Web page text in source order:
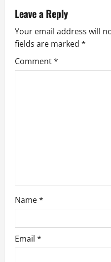
v
i
g
Leave a Reply
Your email address will
fields are marked *
Comment*
Name*
Email *